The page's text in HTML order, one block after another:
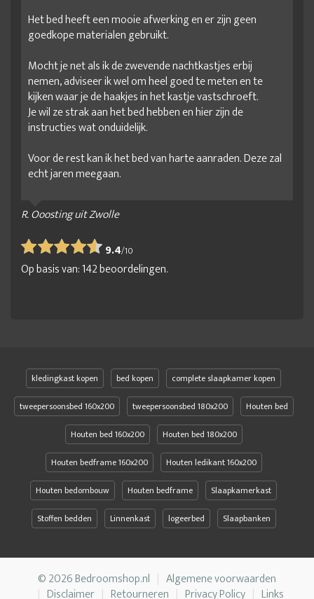
Het bed heeft een mooie afwerking en er zijn geen
goedkope materialen gebruikt.
Mocht je net als ik de zwevende nachtkastjes erbij
nemen, adviseer ik wel om heel goed te meten en te
kijken waar je de haakjes in het kastje vastschroeft.
Je wil ze strak aan het bed hebben en hier zijn de
instructies wat onduidelijk.
Voor de rest kan ik het bed van harte aanraden. Deze zal
echt jaren meegaan.
R. Ooosting uit Zwolle
9.4/10
Op basis van:142beoordelingen.
kledingkast kopen bed kopen
complete slaapkamer kopen
tweepersoonsbed 160x200
tweepersoonsbed 180x200
Houten bed
Houten bed 160x200
Houten bed 180x200
Houten bedframe 160x200
Houten ledikant 160x200
Houten bedombouw
Houten bedframe
Slaapkamerkast
Stoffen bedden
Linnenkast logeerbed Slaapbanken
© 2026 Bedroomshop.nl
Algemene voorwaarden
Disclaimer
Retourneren Privacy Policy Links